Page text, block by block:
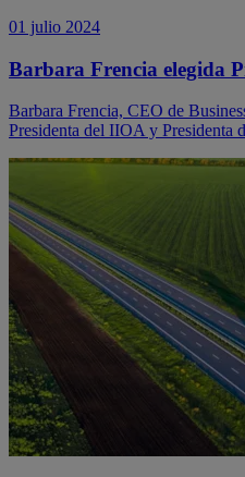
01 julio 2024
Barbara Frencia elegida
Barbara Frencia, CEO de
Presidenta del IIOA y Presidenta